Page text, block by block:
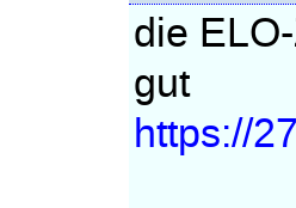
die
gut
https://